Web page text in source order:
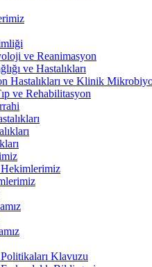
ve Reanimasyon
ve Hastalıkları
Hastalıkları ve Klinik
ve Rehabilitasyon
Klavuzu